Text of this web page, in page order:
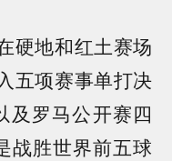
硬地和红土赛场
五项赛事单打决
及罗马公开赛四
战胜世界前五球